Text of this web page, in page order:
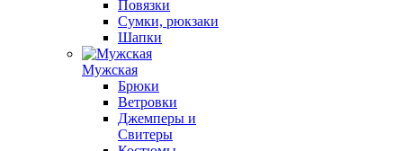
Повязки
Сумки, рюкзаки
Шапки
Мужская
Брюки
Ветровки
Джемперы и
Свитеры